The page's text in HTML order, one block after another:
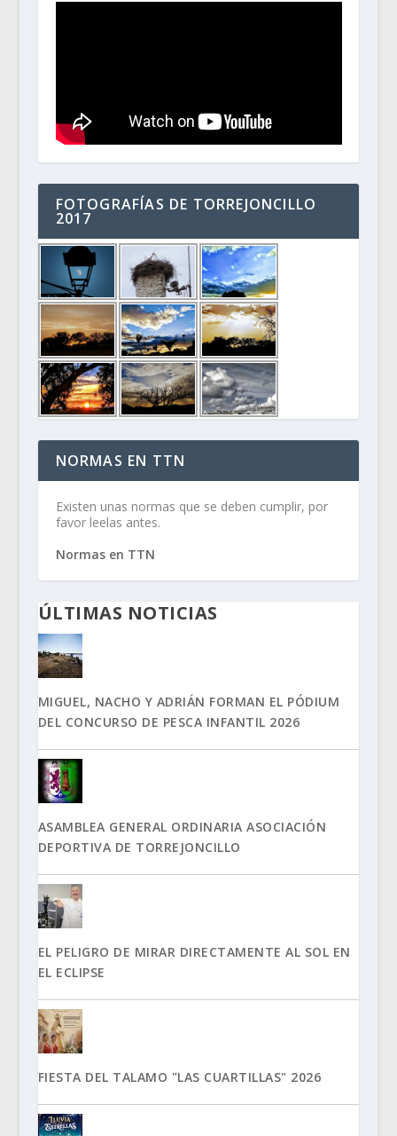
FOTOGRAFÍAS DE TORREJONCILLO
2017
NORMAS EN TTN
Existen unas normas que se deben cumplir, por
favor leelas antes.
Normas en TTN
ÚLTIMAS NOTICIAS
MIGUEL, NACHO Y ADRIÁN FORMAN EL PÓDIUM
DEL CONCURSO DE PESCA INFANTIL 2026
ASAMBLEA GENERAL ORDINARIA ASOCIACIÓN
DEPORTIVA DE TORREJONCILLO
EL PELIGRO DE MIRAR DIRECTAMENTE AL SOL EN
EL ECLIPSE
FIESTA DEL TALAMO "LAS CUARTILLAS" 2026